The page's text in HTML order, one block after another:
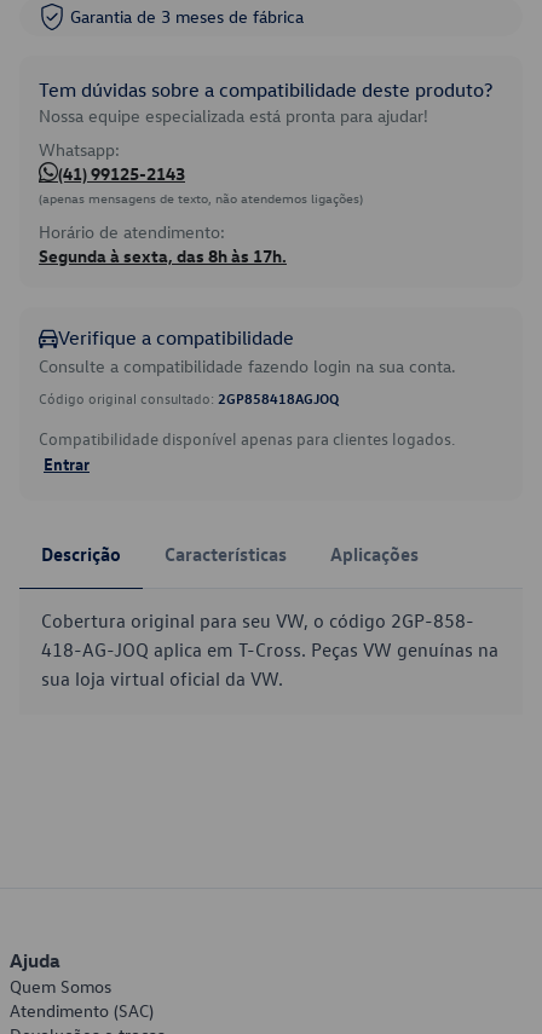
Garantia de 3 meses de fábrica
Tem dúvidas sobre a compatibilidade deste produto?
Nossa equipe especializada está pronta para ajudar!
Whatsapp:
(41) 99125-2143
(apenas mensagens de texto, não atendemos ligações)
Horário de atendimento:
Segunda à sexta, das 8h às 17h.
Verifique a compatibilidade
Consulte a compatibilidade fazendo login na sua conta.
Código original consultado: 2GP858418AGJOQ
Compatibilidade disponível apenas para clientes logados.
Entrar
Descrição Características Aplicações
Cobertura original para seu VW, o código 2GP-858-
418-AG-JOQ aplica em T-Cross. Peças VW genuínas na
sua loja virtual oficial da VW.
Ajuda
Quem Somos
Atendimento (SAC)